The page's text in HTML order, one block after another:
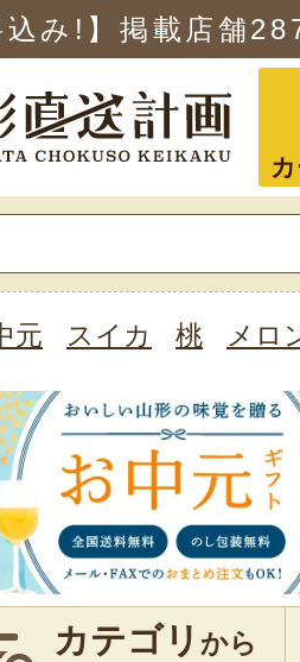
込み!】掲載店舗
元 スイカ 桃 メロ
カテゴリ から